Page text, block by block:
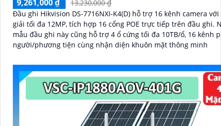
9,261,000 ₫
13,230,000 ₫
Đầu ghi Hikvision DS-7716NXI-K4(D) hỗ trợ 16 kênh camera
giải tối đa 12MP, tích hợp 16 cổng POE trực tiếp trên đầu ghi. Ngoài ra
mẫu đầu ghi này cũng hỗ trợ 4 ổ cứng tối đa 10TB/ổ, 16 kênh
người/phương tiện cùng nhận diện khuôn mặt thông minh